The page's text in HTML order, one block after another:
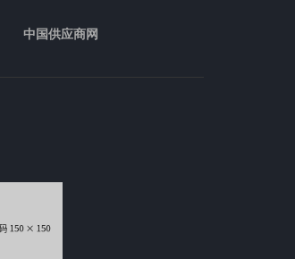
中国供应商网